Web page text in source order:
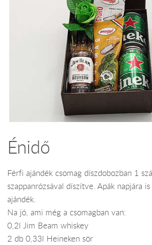
Énidő
Férfi ajándék csomag díszdobozban 1
szappanrózsával díszítve. Apák napjára
ajándék.
Na jó, ami még a csomagban van:
0,2l Jim Beam whiskey
2 db 0,33l Heineken sör